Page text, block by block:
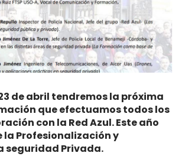
de abril tendremos la próxima
que efectuamos todos los
con la Red Azul. Este año
la Profesionalización y
seguridad Privada.